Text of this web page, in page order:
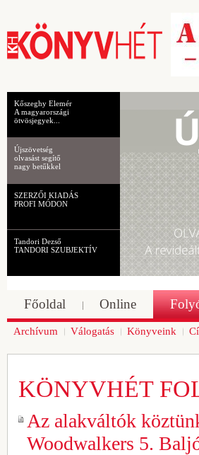
Kőszeghy Elemér
A magyarországi
ötvösjegyek...
Újszövetség
olvasást segítő
nagy betűkkel
SZERZŐI KIADÁS
PROFI MÓDON
Tandori Dezső
TANDORI SZUBJEKTÍV
Főoldal Online
Archívum Válogatás Könyveink
KÖNYVHÉT
Az alakváltók
Woodwalkers 5.